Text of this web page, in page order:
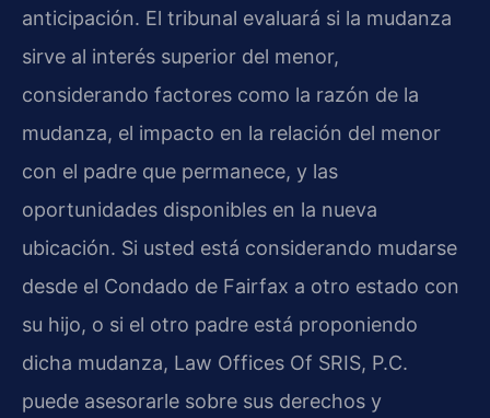
anticipación. El tribunal evaluará si la mudanza
sirve al interés superior del menor,
considerando factores como la razón de la
mudanza, el impacto en la relación del menor
con el padre que permanece, y las
oportunidades disponibles en la nueva
ubicación. Si usted está considerando mudarse
desde el Condado de Fairfax a otro estado con
su hijo, o si el otro padre está proponiendo
dicha mudanza, Law Offices Of SRIS, P.C.
puede asesorarle sobre sus derechos y